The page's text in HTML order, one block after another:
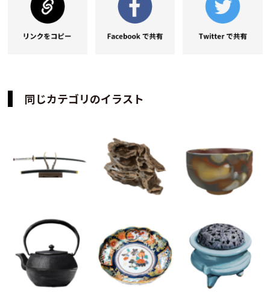
同じカテゴリのイラスト